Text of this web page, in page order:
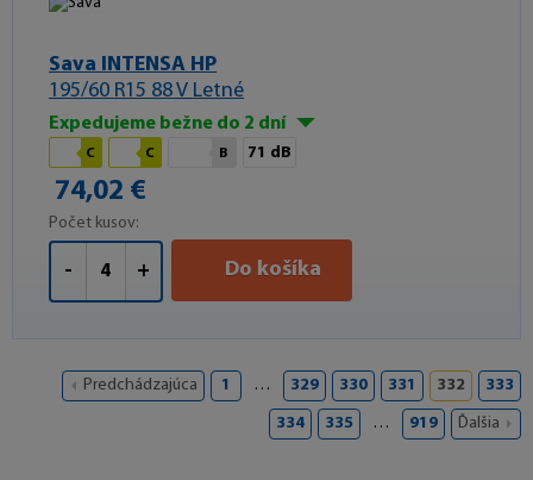
Sava INTENSA HP
195/60 R15 88 V Letné
Expedujeme bežne do 2 dní
C C B 71 dB
74,02 €
Počet kusov:
- + Do košíka
Predchádzajúca 1 … 329 330 331 332 333
334 335 … 919 Ďalšia